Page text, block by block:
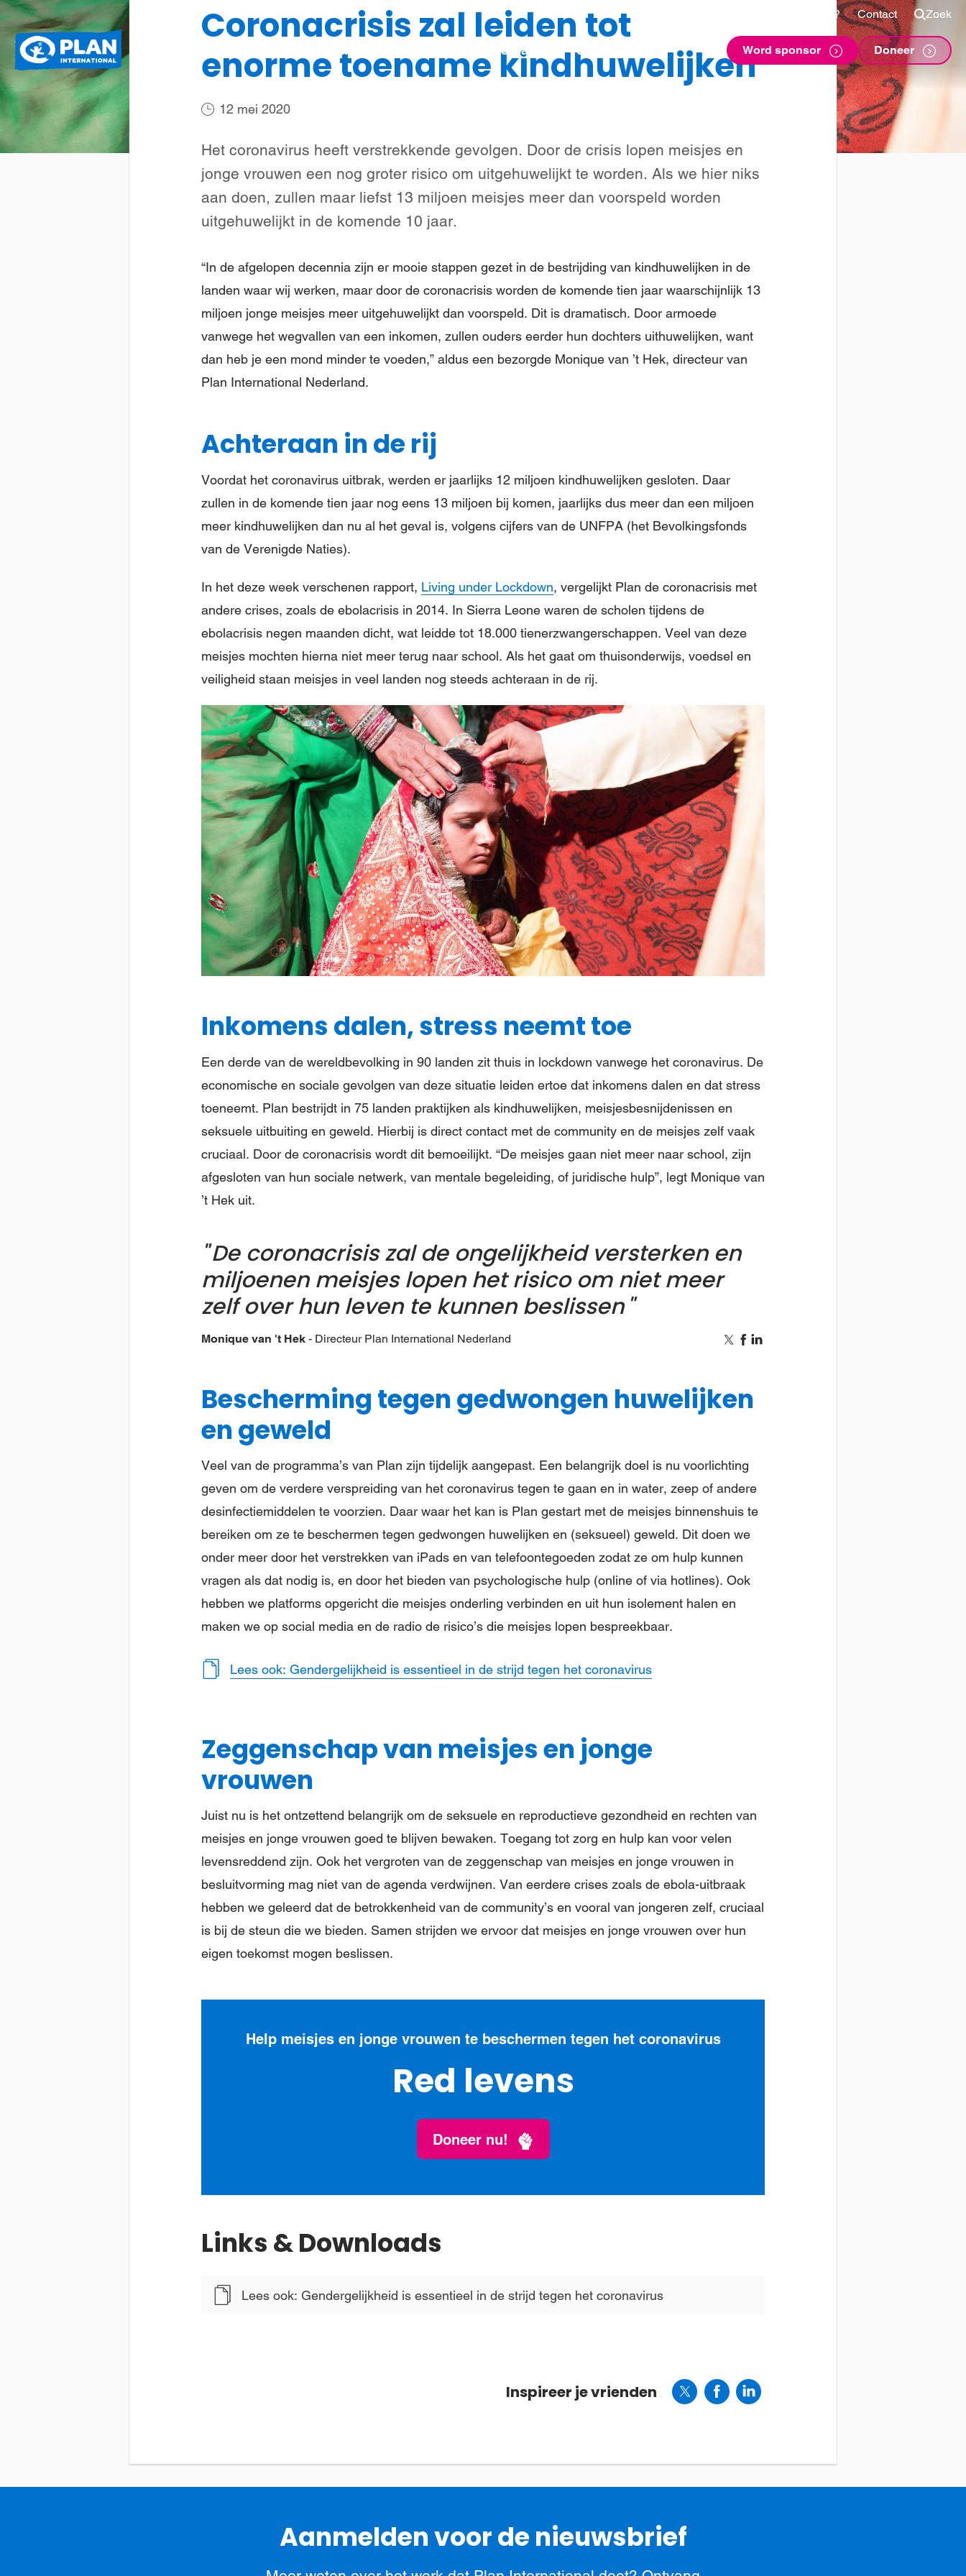
Vragen? Contact Zoek
International
Nieuws & verhalen Over ons Word sponsor Doneer
Coronacrisis zal leiden tot
enorme toename kindhuwelijken
12 mei 2020
Het coronavirus heeft verstrekkende gevolgen. Door de crisis lopen meisjes en
jonge vrouwen een nog groter risico om uitgehuwelijkt te worden. Als we hier niks
aan doen, zullen maar liefst 13 miljoen meisjes meer dan voorspeld worden
uitgehuwelijkt in de komende 10 jaar.
“In de afgelopen decennia zijn er mooie stappen gezet in de bestrijding van kindhuwelijken in de
landen waar wij werken, maar door de coronacrisis worden de komende tien jaar waarschijnlijk 13
miljoen jonge meisjes meer uitgehuwelijkt dan voorspeld. Dit is dramatisch. Door armoede
vanwege het wegvallen van een inkomen, zullen ouders eerder hun dochters uithuwelijken, want
dan heb je een mond minder te voeden,” aldus een bezorgde Monique van ’t Hek, directeur van
Plan International Nederland.
Achteraan in de rij
Voordat het coronavirus uitbrak, werden er jaarlijks 12 miljoen kindhuwelijken gesloten. Daar
zullen in de komende tien jaar nog eens 13 miljoen bij komen, jaarlijks dus meer dan een miljoen
meer kindhuwelijken dan nu al het geval is, volgens cijfers van de UNFPA (het Bevolkingsfonds
van de Verenigde Naties).
In het deze week verschenen rapport, Living under Lockdown, vergelijkt Plan de coronacrisis met
andere crises, zoals de ebolacrisis in 2014. In Sierra Leone waren de scholen tijdens de
ebolacrisis negen maanden dicht, wat leidde tot 18.000 tienerzwangerschappen. Veel van deze
meisjes mochten hierna niet meer terug naar school. Als het gaat om thuisonderwijs, voedsel en
veiligheid staan meisjes in veel landen nog steeds achteraan in de rij.
Inkomens dalen, stress neemt toe
Een derde van de wereldbevolking in 90 landen zit thuis in lockdown vanwege het coronavirus. De
economische en sociale gevolgen van deze situatie leiden ertoe dat inkomens dalen en dat stress
toeneemt. Plan bestrijdt in 75 landen praktijken als kindhuwelijken, meisjesbesnijdenissen en
seksuele uitbuiting en geweld. Hierbij is direct contact met de community en de meisjes zelf vaak
cruciaal. Door de coronacrisis wordt dit bemoeilijkt. “De meisjes gaan niet meer naar school, zijn
afgesloten van hun sociale netwerk, van mentale begeleiding, of juridische hulp”, legt Monique van
’t Hek uit.
De coronacrisis zal de ongelijkheid versterken en
miljoenen meisjes lopen het risico om niet meer
zelf over hun leven te kunnen beslissen
Monique van 't Hek Directeur Plan International Nederland
Bescherming tegen gedwongen huwelijken
en geweld
Veel van de programma’s van Plan zijn tijdelijk aangepast. Een belangrijk doel is nu voorlichting
geven om de verdere verspreiding van het coronavirus tegen te gaan en in water, zeep of andere
desinfectiemiddelen te voorzien. Daar waar het kan is Plan gestart met de meisjes binnenshuis te
bereiken om ze te beschermen tegen gedwongen huwelijken en (seksueel) geweld. Dit doen we
onder meer door het verstrekken van iPads en van telefoontegoeden zodat ze om hulp kunnen
vragen als dat nodig is, en door het bieden van psychologische hulp (online of via hotlines). Ook
hebben we platforms opgericht die meisjes onderling verbinden en uit hun isolement halen en
maken we op social media en de radio de risico’s die meisjes lopen bespreekbaar.
Lees ook: Gendergelijkheid is essentieel in de strijd tegen het coronavirus
Zeggenschap van meisjes en jonge
vrouwen
Juist nu is het ontzettend belangrijk om de seksuele en reproductieve gezondheid en rechten van
meisjes en jonge vrouwen goed te blijven bewaken. Toegang tot zorg en hulp kan voor velen
levensreddend zijn. Ook het vergroten van de zeggenschap van meisjes en jonge vrouwen in
besluitvorming mag niet van de agenda verdwijnen. Van eerdere crises zoals de ebola-uitbraak
hebben we geleerd dat de betrokkenheid van de community’s en vooral van jongeren zelf, cruciaal
is bij de steun die we bieden. Samen strijden we ervoor dat meisjes en jonge vrouwen over hun
eigen toekomst mogen beslissen.
Help meisjes en jonge vrouwen te beschermen tegen het coronavirus
Red levens
Doneer nu!
Links & Downloads
Lees ook: Gendergelijkheid is essentieel in de strijd tegen het coronavirus
Inspireer je vrienden
Aanmelden voor de nieuwsbrief